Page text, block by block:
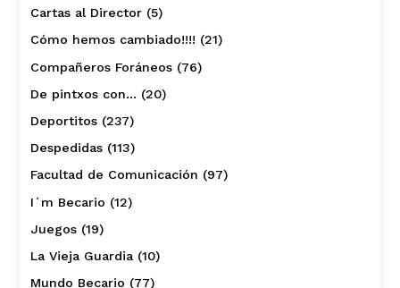
Cartas al Director(5)
Cómo hemos cambiado!!!! (21)
Compañeros Foráneos(76)
De pintxos con… (20)
Deportitos(237)
Despedidas(113)
Facultad de Comunicación (97)
I´m Becario (12)
Juegos(19)
La Vieja Guardia(10)
Mundo Becario (77)